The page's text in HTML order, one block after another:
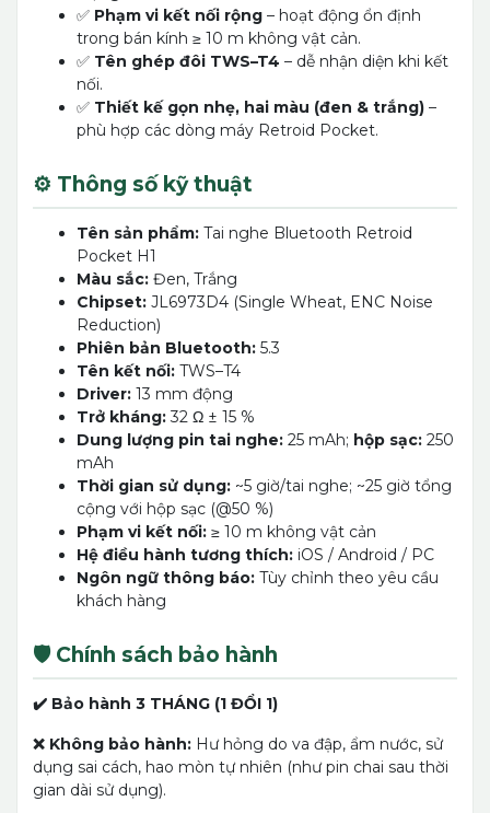
✅ Phạm vi kết nối rộng – hoạt động ổn định
trong bán kính ≥ 10 m không vật cản.
✅ Tên ghép đôi TWS–T4 – dễ nhận diện khi kết
nối.
✅ Thiết kế gọn nhẹ, hai màu (đen & trắng) –
phù hợp các dòng máy Retroid Pocket.
⚙️ Thông số kỹ thuật
Tên sản phẩm: Tai nghe Bluetooth Retroid
Pocket H1
Màu sắc: Đen, Trắng
Chipset: JL6973D4 (Single Wheat, ENC Noise
Reduction)
Phiên bản Bluetooth: 5.3
Tên kết nối: TWS–T4
Driver: 13 mm động
Trở kháng:32 Ω ± 15 %
Dung lượng pin tai nghe: 25 mAh; hộp sạc: 250
mAh
Thời gian sử dụng: ~5 giờ/tai nghe; ~25 giờ tổng
cộng với hộp sạc (@50 %)
Phạm vi kết nối: ≥ 10 m không vật cản
Hệ điều hành tương thích: iOS / Android / PC
Ngôn ngữ thông báo: Tùy chỉnh theo yêu cầu
khách hàng
🛡️ Chính sách bảo hành
✔️ Bảo hành 3 THÁNG (1 ĐỔI 1)
❌ Không bảo hành: Hư hỏng do va đập, ẩm nước, sử
dụng sai cách, hao mòn tự nhiên (như pin chai sau thời
gian dài sử dụng).